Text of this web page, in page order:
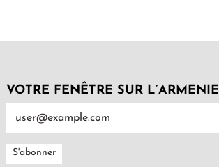
VOTRE FENÊTRE SUR L’ARMENIE